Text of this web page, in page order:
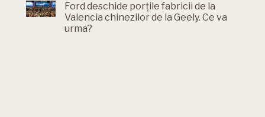
Ford deschide porțile fabricii de la
Valencia chinezilor de la Geely. Ce va
urma?